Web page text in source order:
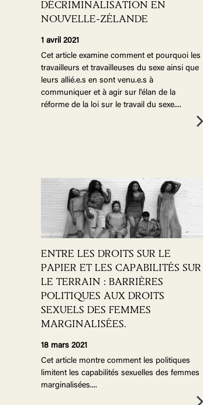
DÉCRIMINALISATION EN
NOUVELLE-ZÉLANDE
1 avril 2021
Cet article examine comment et pourquoi les
travailleurs et travailleuses du sexe ainsi que
leurs allié.e.s en sont venu.e.s à
communiquer et à agir sur l'élan de la
réforme de la loi sur le travail du sexe....
ENTRE LES DROITS SUR LE
PAPIER ET LES CAPABILITÉS SUR
LE TERRAIN : BARRIÈRES
POLITIQUES AUX DROITS
SEXUELS DES FEMMES
MARGINALISÉES.
18 mars 2021
Cet article montre comment les politiques
limitent les capabilités sexuelles des femmes
marginalisées....